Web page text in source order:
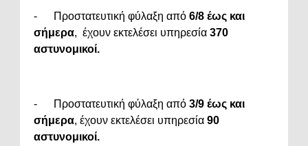
- Προστατευτική φύλαξη από 6/8 έως και
σήμερα, έχουν εκτελέσει υπηρεσία 370
αστυνομικοί.
- Προστατευτική φύλαξη από 3/9 έως και
σήμερα, έχουν εκτελέσει υπηρεσία 90
αστυνομικοί.